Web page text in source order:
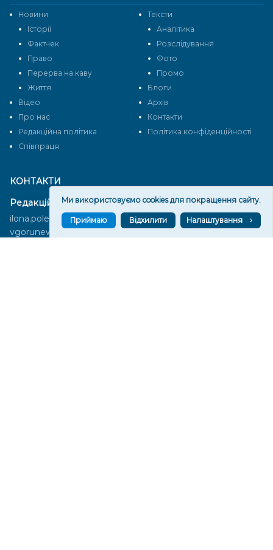
КОНТАКТИ
Редакційний відділ:
ilona.polesova@gmail.com
vgorunews@gmail.com
Новини
Тексти
Історії
Аналітика
Фактчек
Розслідування
Право
Фото
Перерва на каву
Промо
Життя
Блоги
Відео
Архів
Про нас
Контакти
Редакційна політика
Політика конфіденційності
Cпівпраця
Ми використовуємо cookies для покращення сайту.
Приймаю Відхилити Налаштування